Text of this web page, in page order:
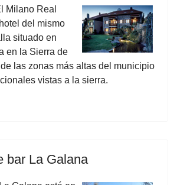
Milano Real
del mismo
situado en
en la Sierra de
las zonas más altas del municipio
vistas a la sierra.
bar La Galana